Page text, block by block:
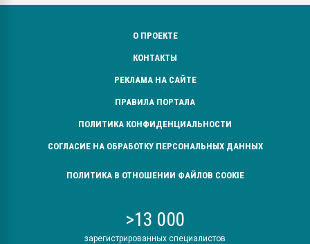
О ПРОЕКТЕ
КОНТАКТЫ
РЕКЛАМА НА САЙТЕ
ПРАВИЛА ПОРТАЛА
ПОЛИТИКА КОНФИДЕНЦИАЛЬНОСТИ
СОГЛАСИЕ НА ОБРАБОТКУ ПЕРСОНАЛЬНЫХ ДАННЫХ
ПОЛИТИКА В ОТНОШЕНИИ ФАЙЛОВ COOKIE
>13 000
зарегистрированных специалистов